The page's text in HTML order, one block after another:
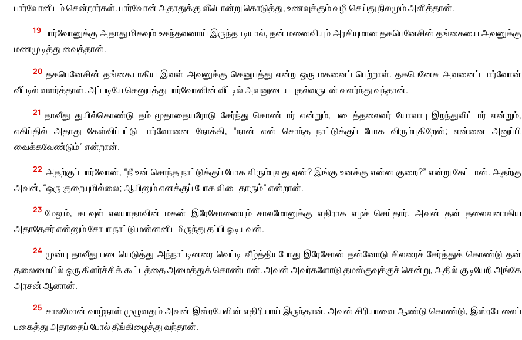
பார்வோனிடம் சென்றார்கள். பார்வோன் அதாதுக்கு வீடொன்று கொடுத்து, உணவுக்கும் வழி செய்து நிலமும் அளித்தான்.
19 பார்வோனுக்கு அதாது மிகவும் உகந்தவனாய் இருந்தபடியால், தன் மனைவியும் அரசியுமான தகபெனேசின் தங்கையை அவனுக்கு
மணமுடித்து வைத்தான்.
20 தகபெனேசின் தங்கையாகிய இவள் அவனுக்கு கெனுபத்து என்ற ஒரு மகனைப் பெற்றாள். தகபெனேசு அவனைப் பார்வோன்
வீட்டில் வளர்த்தாள். அப்படியே கெனுபத்து பார்வோனின் வீட்டில் அவனுடைய புதல்வருடன் வளர்ந்து வந்தான்.
21 தாவீது துயில்கொண்டு தம் மூதாதையரோடு சேர்ந்து கொண்டார் என்றும், படைத்தலைவர் யோவாபு இறந்துவிட்டார் என்றும்,
எகிப்தில் அதாது கேள்விப்பட்டு பார்வோனை நோக்கி, “நான் என் சொந்த நாட்டுக்குப் போக விரும்புகிறேன்; என்னை அனுப்பி
வைக்கவேண்டும்” என்றான்.
22 அதற்குப் பார்வோன், “நீ உன் சொந்த நாட்டுக்குப் போக விரும்புவது ஏன்? இங்கு உனக்கு என்ன குறை?” என்று கேட்டான். அதற்கு
அவன், “ஒரு குறையுமில்லை; ஆயினும் எனக்குப் போக விடைதாரும்” என்றான்.
23 மேலும், கடவுள் எலயாதாவின் மகன் இரேசோனையும் சாலமோனுக்கு எதிராக எழச் செய்தார். அவன் தன் தலைவனாகிய
அதாதேசர் என்னும் சோபா நாட்டு மன்னனிடமிருந்து தப்பி ஓடியவன்.
24 முன்பு தாவீது படையெடுத்து அந்நாட்டினரை வெட்டி வீழ்த்தியபோது இரேசோன் தன்னோடு சிலரைச் சேர்த்துக் கொண்டு தன்
தலைமையில் ஒரு கிளர்ச்சிக் கூட்டத்தை அமைத்துக் கொண்டான். அவன் அவர்களோடு தமஸ்குவுக்குச் சென்று, அதில் குடியேறி அங்கே
அரசன் ஆனான்.
25 சாலமோன் வாழ்நாள் முழுவதும் அவன் இஸ்ரயேலின் எதிரியாய் இருந்தான். அவன் சிரியாவை ஆண்டு கொண்டு, இஸ்ரயேலைப்
பகைத்து அதாதைப் போல் தீங்கிழைத்து வந்தான்.